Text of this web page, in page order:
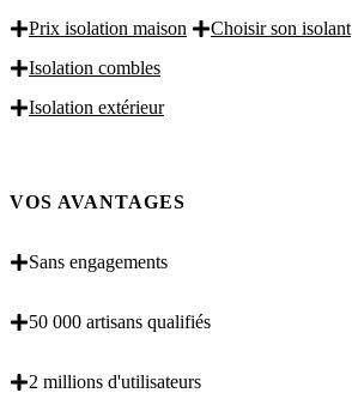
Prix isolation maison
Choisir son isolant
Isolation combles
Isolation extérieur
VOS AVANTAGES
Sans engagements
50 000 artisans qualifiés
2 millions d'utilisateurs